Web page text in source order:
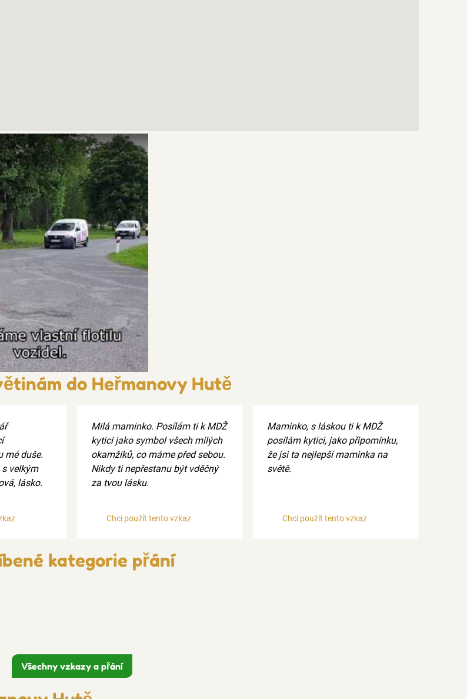
do Heřmanovy Hutě
mé duše.
velkým
lásko.
Milá maminko. Posílám ti k MDŽ
kytici jako symbol všech milých
okamžiků, co máme před sebou.
Nikdy ti nepřestanu být vděčný
za tvou lásku.
Chci použít tento vzkaz
Maminko, s láskou ti k MDŽ
posílám kytici, jako připomínku,
že jsi ta nejlepší maminka na
světě.
Chci použít tento vzkaz
kategorie přání
Všechny vzkazy a přání